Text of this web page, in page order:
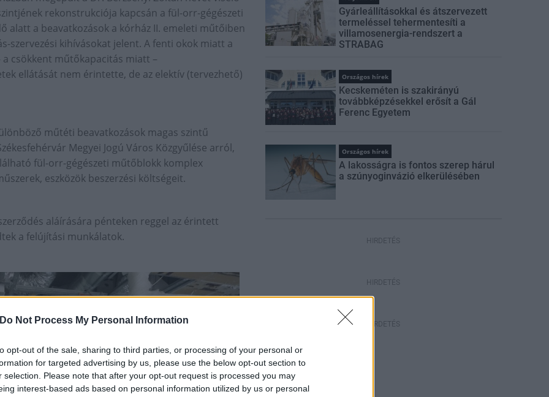
Do Not Process My Personal Information
opt-out of the sale, sharing to third parties, or processing of your personal or
for targeted advertising by us, please use the below opt-out section to
selection. Please note that after your opt-out request is processed you may
interest-based ads based on personal information utilized by us or personal
rekonstrukciója kapcsán a fül-orr-gégészeti
alatt a beavatkozások a kórház II. emeleti műtőiben
szervezési kihívásokat jelent. A fenti okok miatt a
csökkent műtőkapacitás miatt –
ellátását nem érintette, de az elektív (tervezhető)
műtéti beavatkozások magas szintű
Megyei Jogú Város Közgyűlése arról,
fül-orr-gégészeti műtőblokk komplex
eszközök beszerzési költségeit.
aláírására pénteken reggel az érintett
a felújítási munkálatok.
Gyárleállításokkal és átszervezett
termeléssel tehermentesíti a
villamosenergia-rendszert a
STRABAG
Országos hírek
Kecskeméten is szakirányú
továbbképzésekkel erősít a Gál
Ferenc Egyetem
Országos hírek
A lakosságra is fontos szerep hárul
a szúnyoginvázió elkerülésében
HIRDETÉS
HIRDETÉS
HIRDETÉS